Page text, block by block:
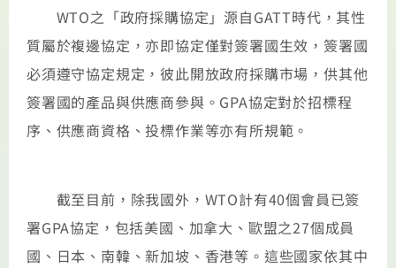
WTO之「政府採購協定」源自GATT時代，其性
質屬於複邊協定，亦即協定僅對簽署國生效，簽署國
必須遵守協定規定，彼此開放政府採購市場，供其他
簽署國的產品與供應商參與。GPA協定對於招標程
序、供應商資格、投標作業等亦有所規範。
截至目前，除我國外，WTO計有40個會員已簽
署GPA協定，包括美國、加拿大、歐盟之27個成員
國、日本、南韓、新加坡、香港等。這些國家依其中